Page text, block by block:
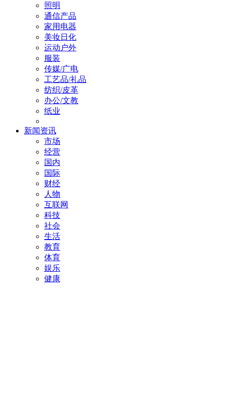
照明
通信产品
家用电器
美妆日化
运动户外
服装
传媒/广电
工艺品/礼品
纺织/皮革
办公/文教
纸业
新闻资讯
市场
经营
国内
国际
财经
人物
互联网
科技
社会
生活
教育
体育
娱乐
健康